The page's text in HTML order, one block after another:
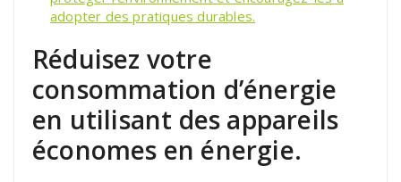
adopter des pratiques durables.
Réduisez votre
consommation d’énergie
en utilisant des appareils
économes en énergie.